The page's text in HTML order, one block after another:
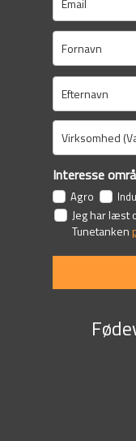
Interesse
Agro
Jeg har læst
Tunetanken